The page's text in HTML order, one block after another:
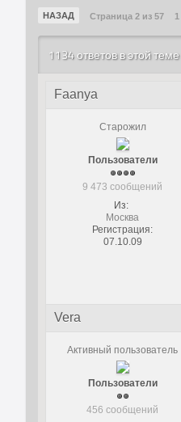
НАЗАД Страница 2 из 57 1
1134 ответов в этой теме
Faanya
Старожил
Пользователи
9 473 сообщений
Из:
Москва
Регистрация:
07.10.09
Vera
Активный пользователь
Пользователи
456 сообщений